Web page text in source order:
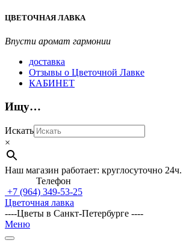
Перейти
содержимому
ЦВЕТОЧНАЯ ЛАВКА
Впусти аромат гармонии
доставка
Отзывы о Цветочной Лавке
КАБИНЕТ
Ищу…
Искать
×
Наш магазин работает: круглосуточно 24ч.
Телефон
+7 (964) 349-53-25
Цветочная лавка
----Цветы в Санкт-Петербурге ----
Главное
навигационное
Меню